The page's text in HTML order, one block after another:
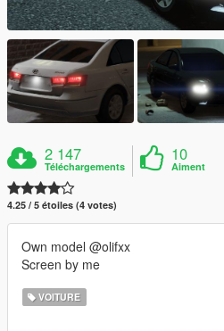
2 147
Téléchargements
10
Aiment
4.25 / 5 étoiles (4 votes)
Own model @olifxx
Screen by me
VOITURE